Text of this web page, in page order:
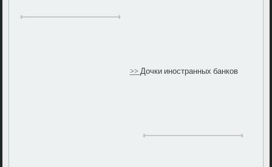
>>Дочки иностранных банков